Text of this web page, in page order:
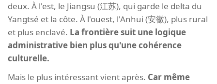
deux. À l'est, le Jiangsu (江苏), qui garde le delta du
Yangtsé et la côte. À l'ouest, l'Anhui (安徽), plus rural
et plus enclavé. La frontière suit une logique
administrative bien plus qu'une cohérence
culturelle.
Mais le plus intéressant vient après. Car même